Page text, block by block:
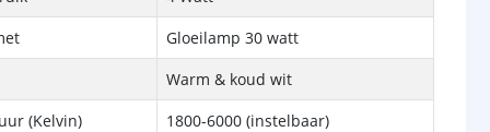
Gloeilamp 30 watt
Warm & koud wit
(Kelvin)
1800-6000 (instelbaar)